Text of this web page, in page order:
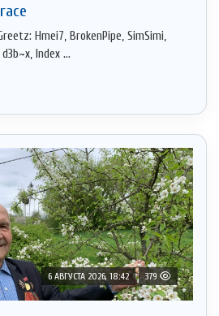
Hmei7, BrokenPipe, SimSimi,
Index ...
6 АВГУСТА 2026, 18:42 379